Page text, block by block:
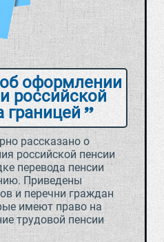
оформлении
российской
границей
рассказано о
российской пенсии
перевода пенсии
Приведены
и перечни граждан
имеют право на
трудовой пенсии